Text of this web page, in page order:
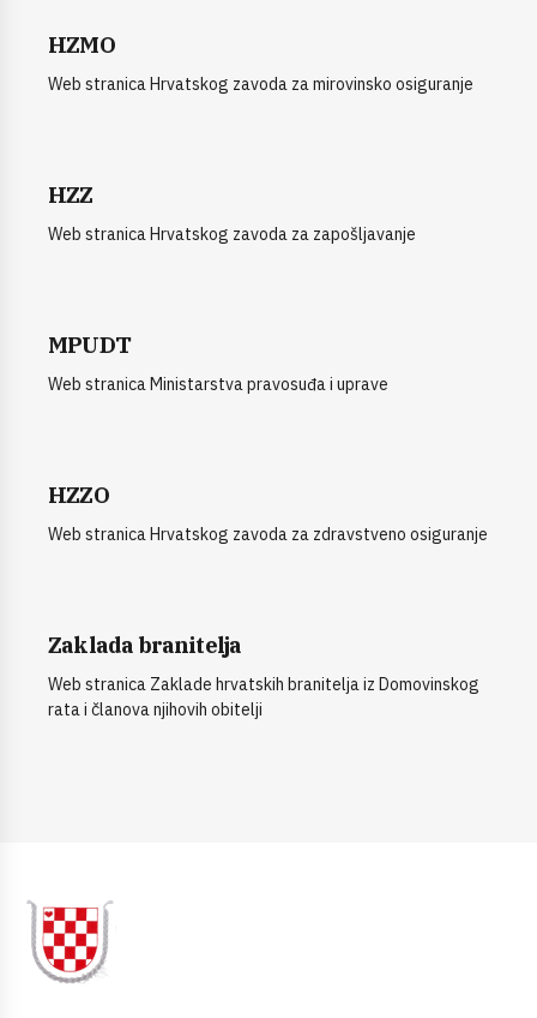
HZMO
Web stranica Hrvatskog zavoda za mirovinsko osiguranje
HZZ
Web stranica Hrvatskog zavoda za zapošljavanje
MPUDT
Web stranica Ministarstva pravosuđa i uprave
HZZO
Web stranica Hrvatskog zavoda za zdravstveno osiguranje
Zaklada branitelja
Web stranica Zaklade hrvatskih branitelja iz Domovinskog
rata i članova njihovih obitelji